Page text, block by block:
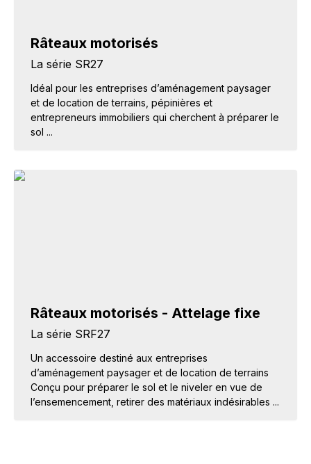
Râteaux motorisés
La série SR27
Idéal pour les entreprises d’aménagement paysager
et de location de terrains, pépinières et
entrepreneurs immobiliers qui cherchent à préparer le
sol ...
Râteaux motorisés - Attelage fixe
La série SRF27
Un accessoire destiné aux entreprises
d’aménagement paysager et de location de terrains
Conçu pour préparer le sol et le niveler en vue de
l’ensemencement, retirer des matériaux indésirables ...